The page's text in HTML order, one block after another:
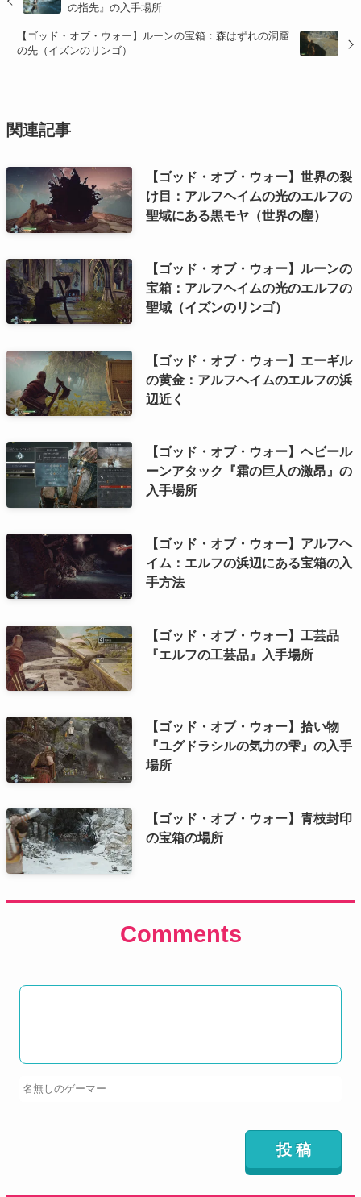
の指先』の入手場所
【ゴッド・オブ・ウォー】ルーンの宝箱：森はずれの洞窟
の先（イズンのリンゴ）
関連記事
【ゴッド・オブ・ウォー】世界の裂
け目：アルフヘイムの光のエルフの
聖域にある黒モヤ（世界の塵）
【ゴッド・オブ・ウォー】ルーンの
宝箱：アルフヘイムの光のエルフの
聖域（イズンのリンゴ）
【ゴッド・オブ・ウォー】エーギル
の黄金：アルフヘイムのエルフの浜
辺近く
【ゴッド・オブ・ウォー】ヘビール
ーンアタック『霜の巨人の激昂』の
入手場所
【ゴッド・オブ・ウォー】アルフヘ
イム：エルフの浜辺にある宝箱の入
手方法
【ゴッド・オブ・ウォー】工芸品
『エルフの工芸品』入手場所
【ゴッド・オブ・ウォー】拾い物
『ユグドラシルの気力の雫』の入手
場所
【ゴッド・オブ・ウォー】青枝封印
の宝箱の場所
Comments